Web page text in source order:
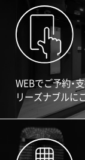
WEBでご予約・
リーズナブルに